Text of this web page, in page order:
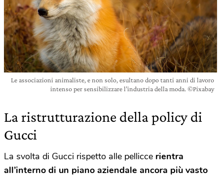
Le associazioni animaliste, e non solo, esultano dopo tanti anni di lavoro
intenso per sensibilizzare l’industria della moda. ©Pixabay
La ristrutturazione della policy di
Gucci
La svolta di Gucci rispetto alle pellicce rientra
all’interno di un piano aziendale ancora più vasto